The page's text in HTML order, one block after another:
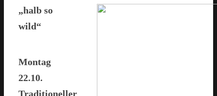
„halb so
wild“
Montag
22.10.
Traditioneller